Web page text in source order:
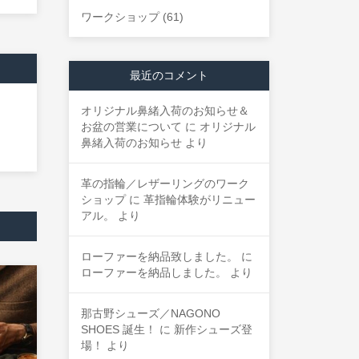
ワークショップ(61)
最近のコメント
オリジナル鼻緒入荷のお知らせ＆
お盆の営業について に オリジナル
鼻緒入荷のお知らせ より
革の指輪／レザーリングのワーク
ショップに 革指輪体験がリニュー
アル。
より
ローファーを納品致しました。
に
ローファーを納品しました。
より
那古野シューズ／NAGONO
SHOES 誕生！
に 新作シューズ登
場！
より